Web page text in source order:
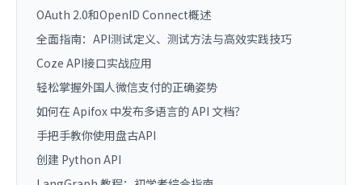
OAuth 2.0和OpenID Connect概述
全面指南：API测试定义、测试方法与高效实践技巧
Coze API接口实战应用
轻松掌握外国人微信支付的正确姿势
如何在 Apifox 中发布多语言的 API 文档？
手把手教你使用盘古API
创建 Python API